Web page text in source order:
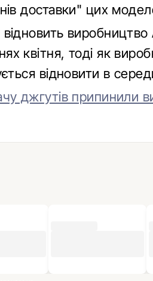
доставки" цих
виробництво
квітня, тоді як
відновити в
джгутів припинили